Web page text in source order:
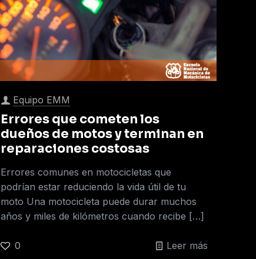
Equipo EMM
Errores que cometen los
dueños de motos y terminan en
reparaciones costosas
Errores comunes en motocicletas que
podrían estar reduciendo la vida útil de tu
moto Una motocicleta puede durar muchos
años y miles de kilómetros cuando recibe […]
0 Leer más